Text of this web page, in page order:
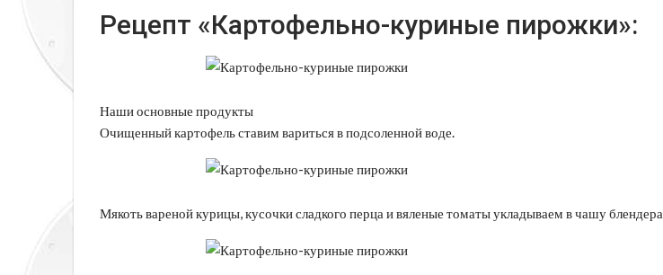
Рецепт «Картофельно-куриные пирожки»:
Наши основные продукты
Очищенный картофель ставим вариться в подсоленной воде.
Мякоть вареной курицы, кусочки сладкого перца и вяленые томаты укладываем в чашу блендера